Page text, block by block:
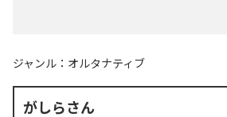
ジャンル： オルタナティブ
がしらさん